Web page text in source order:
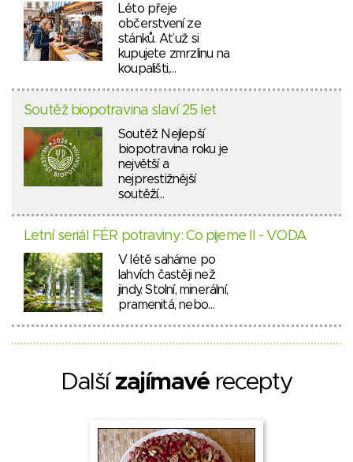
Léto přeje
občerstvení ze
stánků. Ať už si
kupujete zmrzlinu na
koupališti,…
Soutěž biopotravina slaví 25 let
Soutěž Nejlepší
biopotravina roku je
největší a
nejprestižnější
soutěží…
Letní seriál FÉR potraviny: Co pijeme II - VODA
V létě saháme po
lahvích častěji než
jindy. Stolní, minerální,
pramenitá, nebo…
Další zajímavérecepty